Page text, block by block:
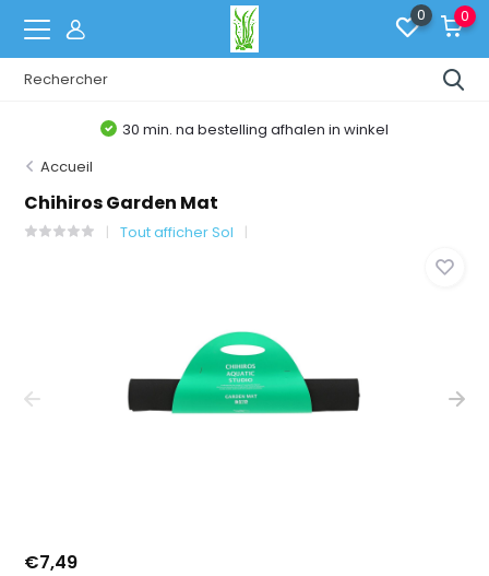
0 0
30 min. na bestelling afhalen in winkel
Accueil
Chihiros Garden Mat
Tout afficher Sol
€7,49